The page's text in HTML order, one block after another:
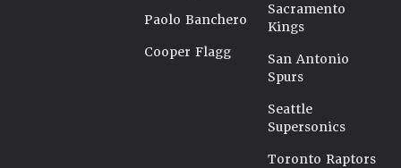
Paolo Banchero
Cooper Flagg
Sacramento
Kings
San Antonio
Spurs
Seattle
Supersonics
Toronto Raptors